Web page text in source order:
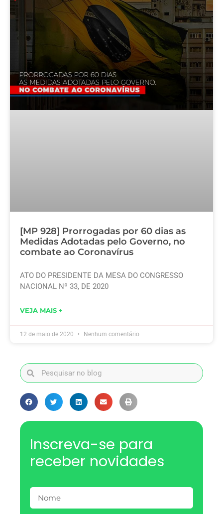
[MP 928] Prorrogadas por 60 dias as
Medidas Adotadas pelo Governo, no
combate ao Coronavírus
ATO DO PRESIDENTE DA MESA DO CONGRESSO
NACIONAL Nº 33, DE 2020
VEJA MAIS +
12 de maio de 2020 Nenhum comentário
Inscreva-se para
receber novidades